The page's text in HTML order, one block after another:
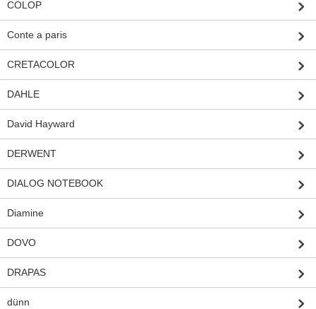
COLOP
Conte a paris
CRETACOLOR
DAHLE
David Hayward
DERWENT
DIALOG NOTEBOOK
Diamine
DOVO
DRAPAS
dünn